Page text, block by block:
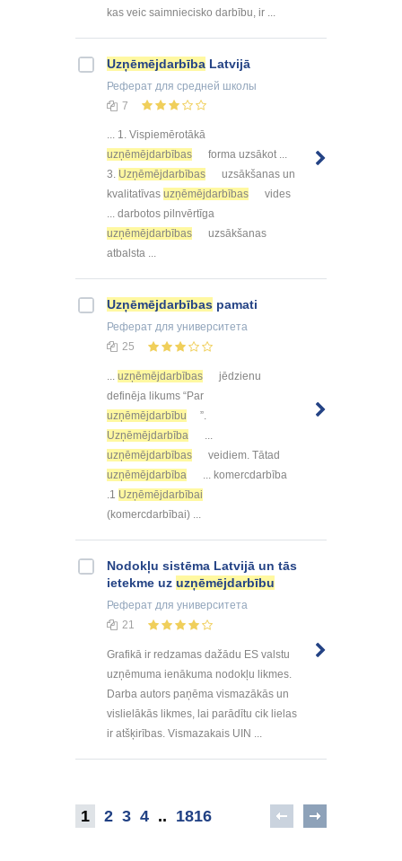
kas veic saimniecisko darbību, ir ...
Uzņēmējdarbība Latvijā
Реферат для средней школы
7
... 1. Vispiemērotākā
uzņēmējdarbības
forma uzsākot ...
3. Uzņēmējdarbības
uzsākšanas un
kvalitatīvas uzņēmējdarbības
vides
... darbotos pilnvērtīga
uzņēmējdarbības
uzsākšanas
atbalsta ...
Uzņēmējdarbības pamati
Реферат для университета
25
... uzņēmējdarbības
jēdzienu
definēja likums “Par
uzņēmējdarbību
”.
Uzņēmējdarbība
...
uzņēmējdarbības
veidiem. Tātad
uzņēmējdarbība
... komercdarbība
.1 Uzņēmējdarbībai
(komercdarbībai) ...
Nodokļu sistēma Latvijā un tās
ietekme uz uzņēmējdarbību
Реферат для университета
21
Grafikā ir redzamas dažādu ES valstu
uzņēmuma ienākuma nodokļu likmes.
Darba autors paņēma vismazākās un
vislielākās likmes, lai parādītu cik lielas
ir atšķirības. Vismazakais UIN ...
1 2 3 4 .. 1816